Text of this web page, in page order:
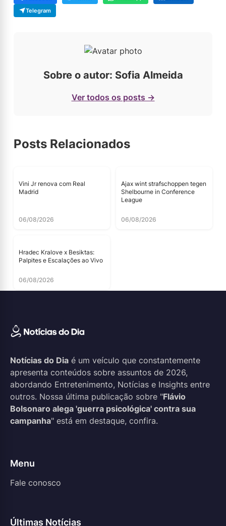
Telegram
Sobre o autor: Sofia Almeida
Ver todos os posts →
Posts Relacionados
Vini Jr renova com Real
Madrid
06/08/2026
Ajax wint strafschoppen tegen
Shelbourne in Conference
League
06/08/2026
Hradec Kralove x Besiktas:
Palpites e Escalações ao Vivo
06/08/2026
Notícias do Dia é um veículo que constantemente
apresenta conteúdos sobre assuntos de 2026,
abordando Entretenimento, Notícias e Insights entre
outros. Nossa última publicação sobre "Flávio
Bolsonaro alega 'guerra psicológica' contra sua
campanha" está em destaque, confira.
Menu
Fale conosco
Últimas Notícias